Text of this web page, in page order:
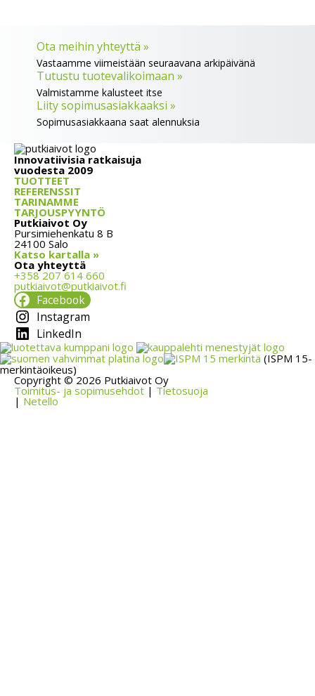
Ota meihin yhteyttä »
Vastaamme viimeistään seuraavana arkipäivänä
Tutustu tuotevalikoimaan »
Valmistamme kalusteet itse
Liity sopimusasiakkaaksi »
Sopimusasiakkaana saat alennuksia
Innovatiivisia ratkaisuja
vuodesta 2009
TUOTTEET
REFERENSSIT
TARINAMME
TARJOUSPYYNTÖ
Putkiaivot Oy
Pursimiehenkatu 8 B
24100 Salo
Katso kartalla »
Ota yhteyttä
+358 207 614 660
putkiaivot@putkiaivot.fi
Facebook
Instagram
LinkedIn
(ISPM 15-
merkintäoikeus)
Copyright © 2026 Putkiaivot Oy
Toimitus- ja sopimusehdot | Tietosuoja
| Netello